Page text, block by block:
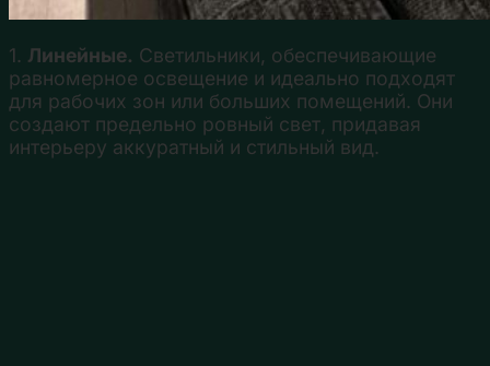
1. Линейные. Светильники, обеспечивающие
равномерное освещение и идеально подходят
для рабочих зон или больших помещений. Они
создают предельно ровный свет, придавая
интерьеру аккуратный и стильный вид.